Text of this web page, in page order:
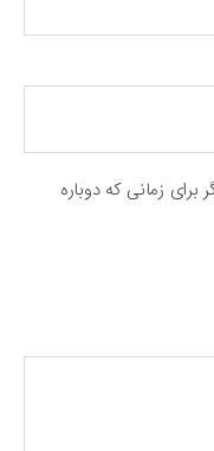
زمانی که دوباره